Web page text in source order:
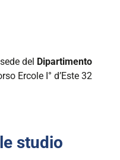
del Dipartimento
Ercole I° d’Este 32
studio